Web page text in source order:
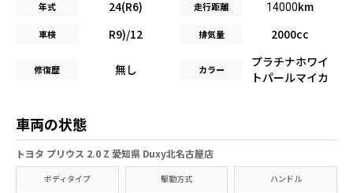
年式 24(R6) 走行距離 14000km
車検 R9)/12 排気量 2000cc
修復歴 無し カラー
プラチナホワイ
トパールマイカ
車両の状態
トヨタ プリウス 2.0 Z 愛知県 Duxy北名古屋店
ボディタイプ 駆動方式 ハンドル